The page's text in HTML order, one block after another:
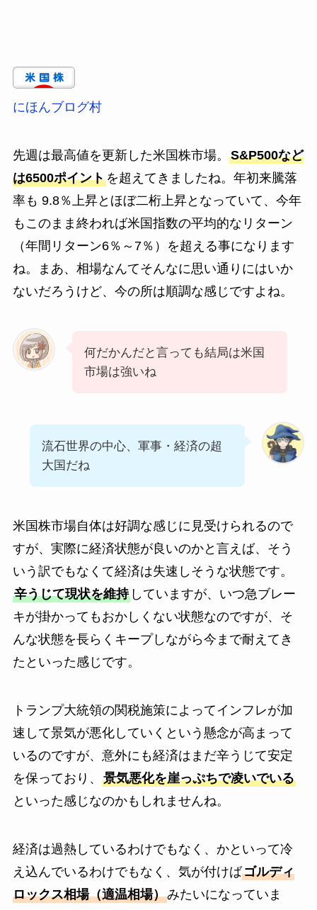
にほんブログ村
先週は最高値を更新した米国株市場。 S&P500など
は6500ポイントを超えてきましたね。年初来騰落
率も 9.8％上昇とほぼ二桁上昇となっていて、今年
もこのまま終われば米国指数の平均的なリターン
（年間リターン6％～7％）を超える事になります
ね。まあ、相場なんてそんなに思い通りにはいか
ないだろうけど、今の所は順調な感じですよね。
何だかんだと言っても結局は米国
市場は強いね
流石世界の中心、軍事・経済の超
大国だね
米国株市場自体は好調な感じに見受けられるので
すが、実際に経済状態が良いのかと言えば、そう
いう訳でもなくて経済は失速しそうな状態です。
辛うじて現状を維持していますが、いつ急ブレー
キが掛かってもおかしくない状態なのですが、そ
んな状態を長らくキープしながら今まで耐えてき
たといった感じです。
トランプ大統領の関税施策によってインフレが加
速して景気が悪化していくという懸念が高まって
いるのですが、意外にも経済はまだ辛うじて安定
を保っており、 景気悪化を崖っぷちで凌いでいる
といった感じなのかもしれませんね。
経済は過熱しているわけでもなく、かといって冷
え込んでいるわけでもなく、気が付けばゴルディ
ロックス相場（適温相場）みたいになっていま